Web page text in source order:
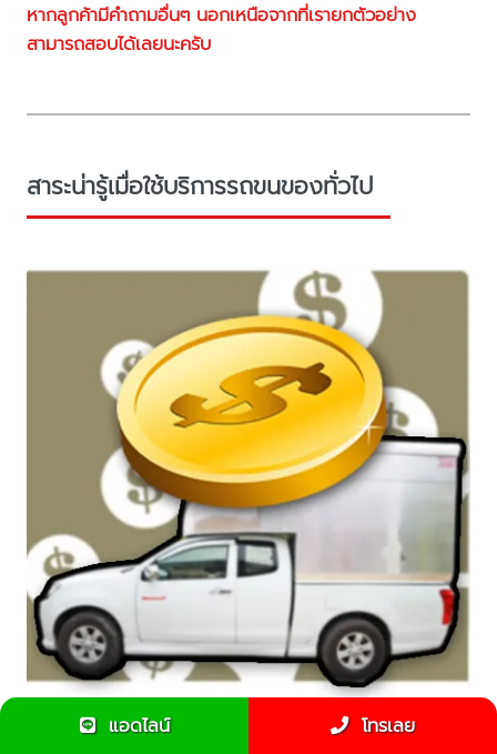
หากลูกค้ามีคำถามอื่นๆ นอกเหนือจากที่เรายกตัวอย่าง
สามารถสอบได้เลยนะครับ
สาระน่ารู้เมื่อใช้บริการรถขนของทั่วไป
แอดไลน์ โทรเลย